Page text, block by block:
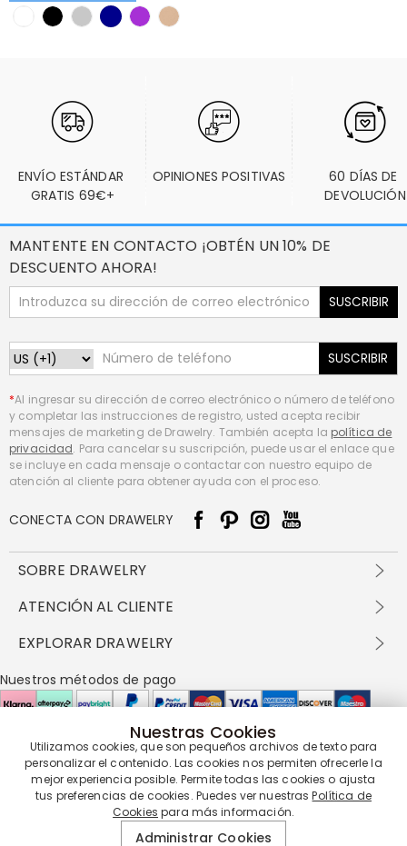
ENVÍO ESTÁNDAR
GRATIS 69€+
OPINIONES POSITIVAS
60 DÍAS DE
DEVOLUCIÓN
MANTENTE EN CONTACTO ¡OBTÉN UN 10% DE
DESCUENTO AHORA!
SUSCRIBIR
SUSCRIBIR
*Al ingresar su dirección de correo electrónico o número de teléfono
y completar las instrucciones de registro, usted acepta recibir
mensajes de marketing de Drawelry. También acepta la política de
privacidad. Para cancelar su suscripción, puede usar el enlace que
se incluye en cada mensaje o contactar con nuestro equipo de
atención al cliente para obtener ayuda con el proceso.
CONECTA CON DRAWELRY
SOBRE DRAWELRY
Sobre nosotros
política de privacidad
Preguntas frecuentes
ATENCIÓN AL CLIENTE
Envío y entrega
Devolución en 60 días
Cómo cuidar
EXPLORAR DRAWELRY
Drawelry Prime
Programa de Recompensas
Nuestros métodos de pago
Nuestros socios de entrega
Nuestra garantía de servicio
Nuestras Cookies
Utilizamos cookies, que son pequeños archivos de texto para
personalizar el contenido. Las cookies nos permiten ofrecerle la
mejor experiencia posible. Permite todas las cookies o ajusta
tus preferencias de cookies. Puedes ver nuestrasPolítica de
Cookies para más información.
Administrar Cookies